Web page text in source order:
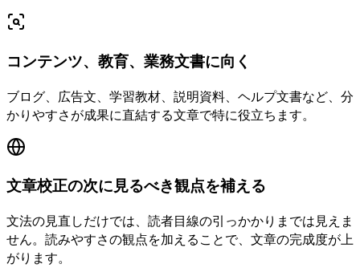
コンテンツ、教育、業務文書に向く
ブログ、広告文、学習教材、説明資料、ヘルプ文書など、分
かりやすさが成果に直結する文章で特に役立ちます。
文章校正の次に見るべき観点を補える
文法の見直しだけでは、読者目線の引っかかりまでは見えま
せん。読みやすさの観点を加えることで、文章の完成度が上
がります。